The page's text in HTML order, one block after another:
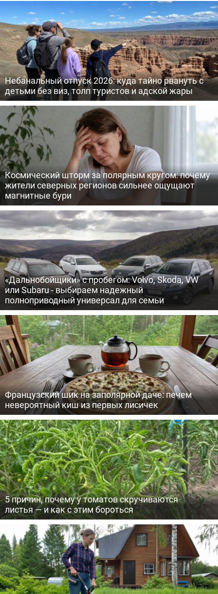
Небанальный отпуск 2026: куда тайно рвануть с
детьми без виз, толп туристов и адской жары
Космический шторм за полярным кругом: почему
жители северных регионов сильнее ощущают
магнитные бури
«Дальнобойщики» с пробегом: Volvo, Skoda, VW
или Subaru - выбираем надежный
полноприводный универсал для семьи
Французский шик на заполярной даче: печем
невероятный киш из первых лисичек
5 причин, почему у томатов скручиваются
листья — и как с этим бороться